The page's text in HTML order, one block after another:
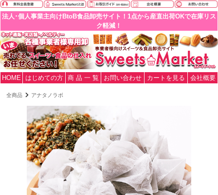
法人･個人事業主向けBtoB食品卸売サイト！1点から産直出荷OKで在庫リス
ク軽減！
HOME はじめての方 商 品 一 覧 お問い合わせ カートを見る 会社概要
全商品 アナタノラボ